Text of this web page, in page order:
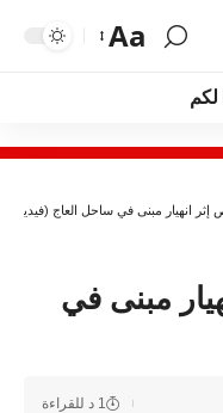
Aa
لكم
انهيار مبنى في
1 د للقراءة